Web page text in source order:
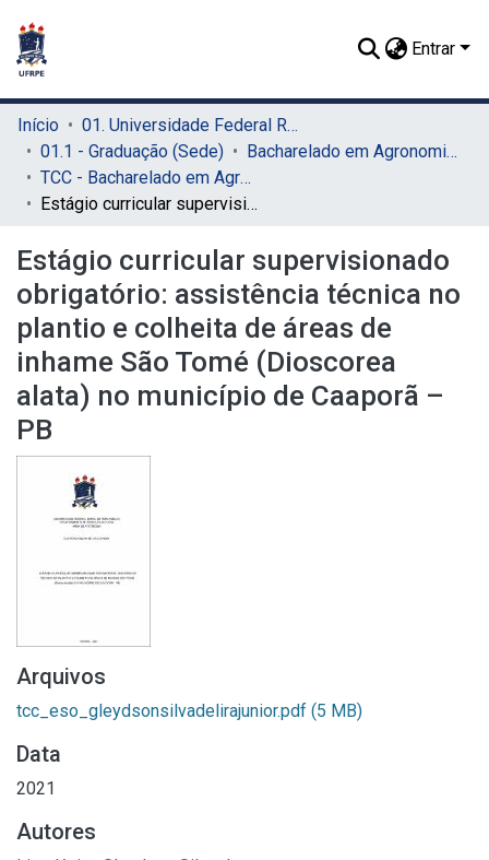
Entrar
Início
01. Universidade Federal Rural de Pernambuco - UFRPE (Sede)
01.1 - Graduação (Sede)
Bacharelado em Agronomia (Sede)
TCC - Bacharelado em Agronomia (Sede)
Estágio curricular supervisionado obrigatório: assistência técnica no plantio e colheita de áreas de inhame São Tomé (Dioscorea alata) no município de Caaporã – PB
Estágio curricular supervisionado
obrigatório: assistência técnica no
plantio e colheita de áreas de
inhame São Tomé (Dioscorea
alata) no município de Caaporã –
PB
Arquivos
tcc_eso_gleydsonsilvadelirajunior.pdf (5 MB)
Data
2021
Autores